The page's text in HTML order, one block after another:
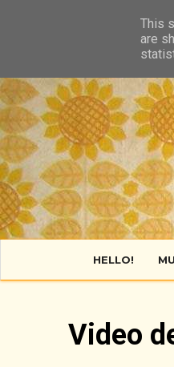
HELLO!
Video
This
are